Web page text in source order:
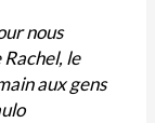
nous
le
aux gens